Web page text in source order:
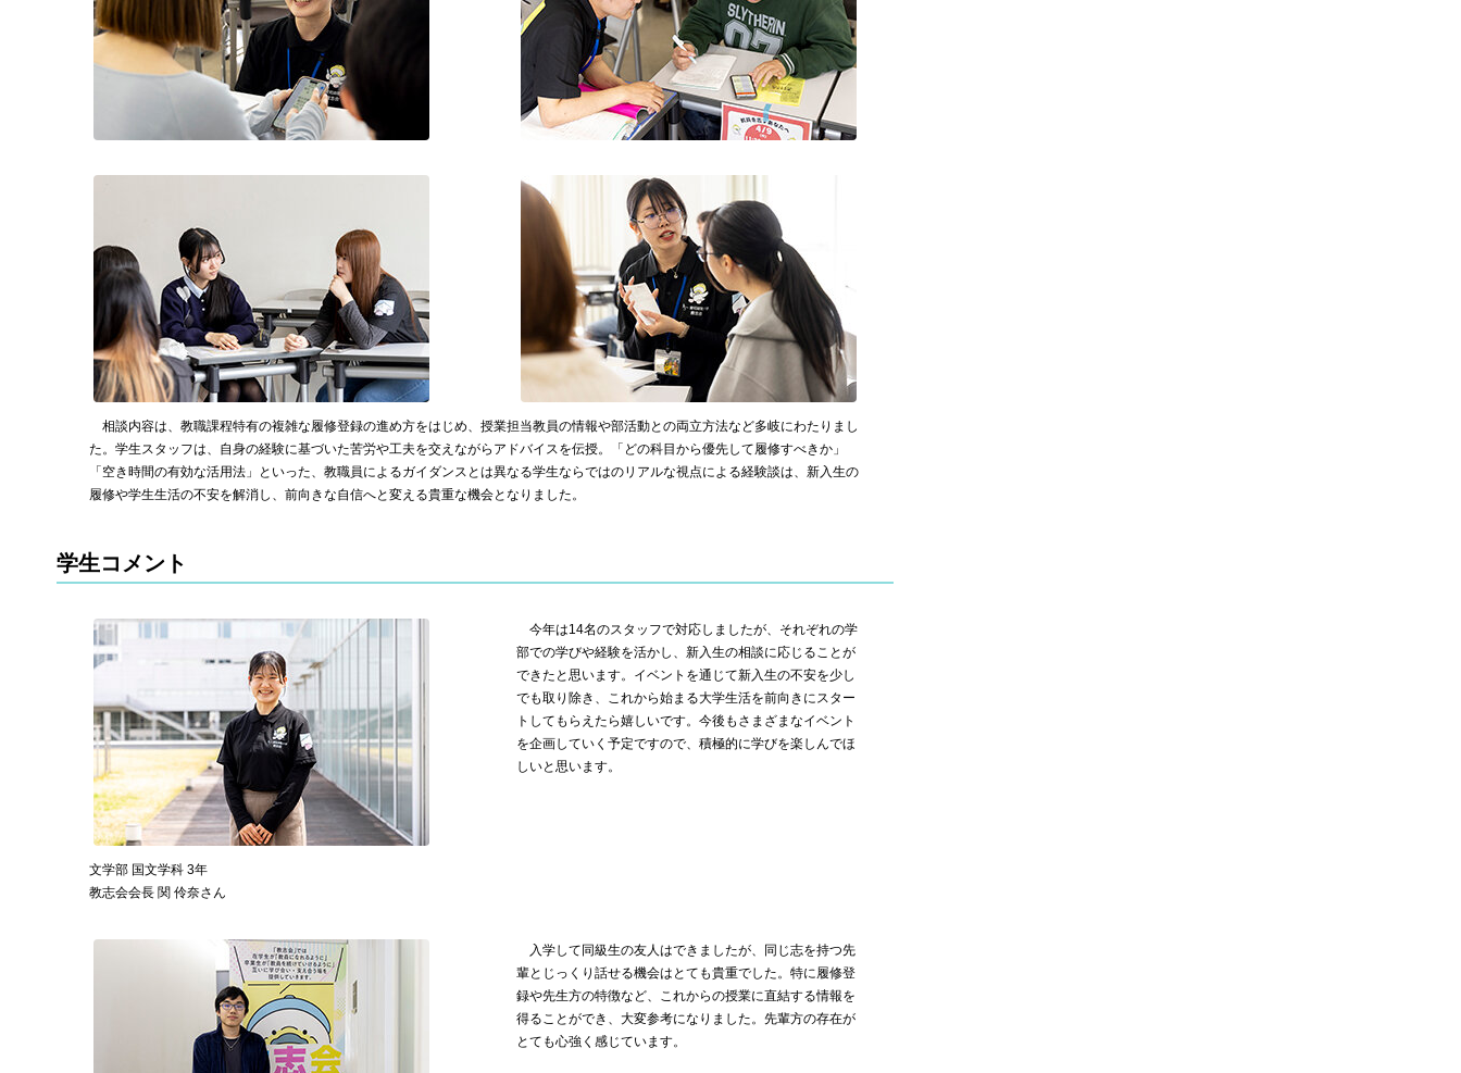
相談内容は、教職課程特有の複雑な履修登録の進め方をはじめ、授業担当教員の情報や部活動との両立方法など多岐にわたりまし
た。学生スタッフは、自身の経験に基づいた苦労や工夫を交えながらアドバイスを伝授。「どの科目から優先して履修すべきか」
「空き時間の有効な活用法」といった、教職員によるガイダンスとは異なる学生ならではのリアルな視点による経験談は、新入生の
履修や学生生活の不安を解消し、前向きな自信へと変える貴重な機会となりました。
学生コメント
文学部 国文学科 3年
教志会会長 関 伶奈さん
今年は14名のスタッフで対応しましたが、それぞれの学
部での学びや経験を活かし、新⼊⽣の相談に応じることが
できたと思います。イベントを通じて新⼊⽣の不安を少し
でも取り除き、これから始まる⼤学⽣活を前向きにスター
トしてもらえたら嬉しいです。今後もさまざまなイベント
を企画していく予定ですので、積極的に学びを楽しんでほ
しいと思います。
入学して同級生の友人はできましたが、同じ志を持つ先
輩とじっくり話せる機会はとても貴重でした。特に履修登
録や先生方の特徴など、これからの授業に直結する情報を
得ることができ、大変参考になりました。先輩方の存在が
とても心強く感じています。